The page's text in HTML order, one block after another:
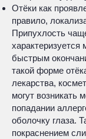
Отёки как
правило,
Припухлость
быстрым
такой форме
лекарства,
могут возникать
попадании
оболочку глаза.
покраснением